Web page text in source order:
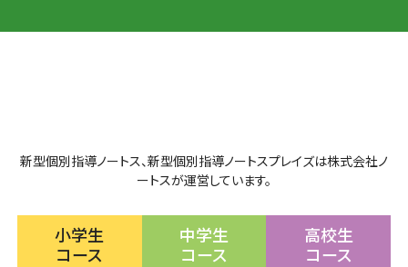
新型個別指導ノートス、新型個別指導ノートスプレイズは株式会社ノ
ートスが運営しています。
小学生
コース
中学生
コース
高校生
コース